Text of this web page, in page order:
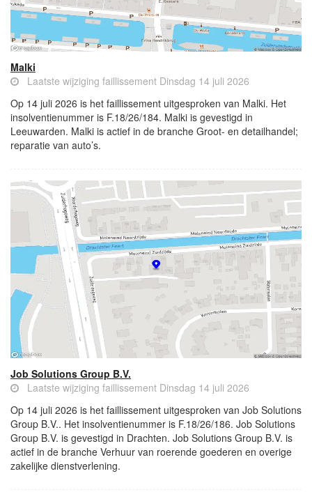
Malki
Laatste wijziging faillissement Dinsdag 14 juli 2026
Op 14 juli 2026 is het faillissement uitgesproken van Malki. Het
insolventienummer is F.18/26/184. Malki is gevestigd in
Leeuwarden. Malki is actief in de branche Groot- en detailhandel;
reparatie van auto’s.
Job Solutions Group B.V.
Laatste wijziging faillissement Dinsdag 14 juli 2026
Op 14 juli 2026 is het faillissement uitgesproken van Job Solutions
Group B.V.. Het insolventienummer is F.18/26/186. Job Solutions
Group B.V. is gevestigd in Drachten. Job Solutions Group B.V. is
actief in de branche Verhuur van roerende goederen en overige
zakelijke dienstverlening.